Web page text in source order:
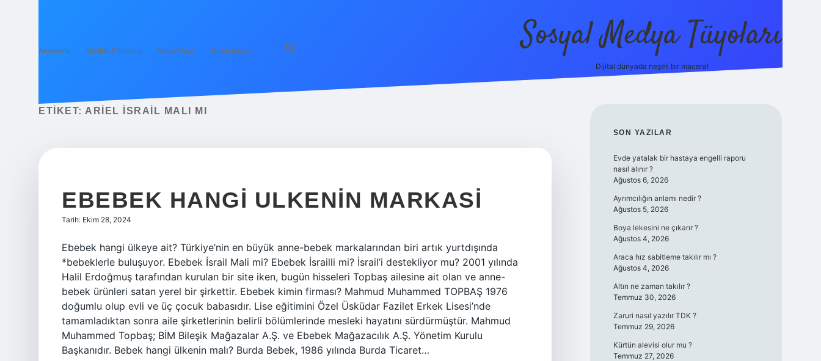
Anasayfa Gizlilik Politikası Yasal Uyarı Hakkımızda Sosyal Medya Tüyoları
Dijital dünyada neşeli bir macera!
ETIKET: ARIEL İSRAIL MALI MI
EBEBEK HANGI ULKENIN MARKASI
Tarih: Ekim 28, 2024
Ebebek hangi ülkeye ait? Türkiye’nin en büyük anne-bebek markalarından biri artık yurtdışında
*bebeklerle buluşuyor. Ebebek İsrail Mali mi? Ebebek İsrailli mi? İsrail’i destekliyor mu? 2001 yılında
Halil Erdoğmuş tarafından kurulan bir site iken, bugün hisseleri Topbaş ailesine ait olan ve anne-
bebek ürünleri satan yerel bir şirkettir. Ebebek kimin firması? Mahmud Muhammed TOPBAŞ 1976
doğumlu olup evli ve üç çocuk babasıdır. Lise eğitimini Özel Üsküdar Fazilet Erkek Lisesi’nde
tamamladıktan sonra aile şirketlerinin belirli bölümlerinde mesleki hayatını sürdürmüştür. Mahmud
Muhammed Topbaş; BİM Bileşik Mağazalar A.Ş. ve Ebebek Mağazacılık A.Ş. Yönetim Kurulu
Başkanıdır. Bebek hangi ülkenin malı? Burda Bebek, 1986 yılında Burda Ticaret…
SIDEBAR
SON YAZILAR
Evde yatalak bir hastaya engelli raporu
nasıl alınır ?
Ağustos 6, 2026
Ayrımcılığın anlamı nedir ?
Ağustos 5, 2026
Boya lekesini ne çıkarır ?
Ağustos 4, 2026
Araca hız sabitleme takılır mı ?
Ağustos 4, 2026
Altın ne zaman takılır ?
Temmuz 30, 2026
Zaruri nasıl yazılır TDK ?
Temmuz 29, 2026
Kürtün alevisi olur mu ?
Temmuz 27, 2026